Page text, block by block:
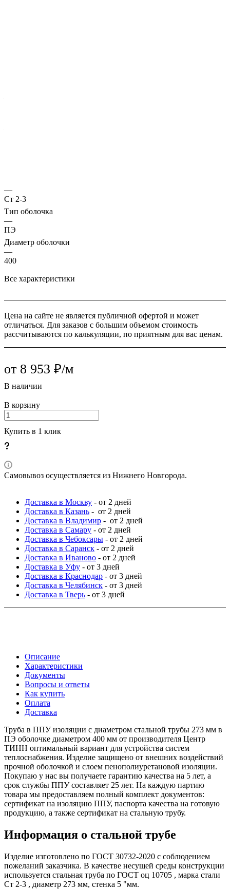
—
Ст 2-3
Тип оболочка
—
ПЭ
Диаметр оболочки
—
400
Все характеристики
Цена на сайте не является публичной офертой и может
отличаться. Для заказов с большим объемом стоимость
рассчитываются по калькуляции, по приятным для вас ценам.
от 8 953 ₽/м
В наличии
В корзину
Купить в 1 клик
Самовывоз осуществляется из Нижнего Новгорода.
Доставка в Москву - от 2 дней
Доставка в Казань - от 2 дней
Доставка в Владимир - от 2 дней
Доставка в Самару - от 2 дней
Доставка в Чебоксары - от 2 дней
Доставка в Саранск - от 2 дней
Доставка в Иваново - от 2 дней
Доставка в Уфу - от 3 дней
Доставка в Краснодар - от 3 дней
Доставка в Челябинск - от 3 дней
Доставка в Тверь - от 3 дней
Описание
Характеристики
Документы
Вопросы и ответы
Как купить
Оплата
Доставка
Труба в ППУ изоляции с диаметром стальной трубы 273 мм в
ПЭ оболочке диаметром 400 мм от производителя Центр
ТИНН оптимальный вариант для устройства систем
теплоснабжения. Изделие защищено от внешних воздействий
прочной оболочкой и слоем пенополиуретановой изоляции.
Покупаю у нас вы получаете гарантию качества на 5 лет, а
срок службы ППУ составляет 25 лет. На каждую партию
товара мы предоставляем полный комплект документов:
сертификат на изоляцию ППУ, паспорта качества на готовую
продукцию, а также сертификат на стальную трубу.
Информация о стальной трубе
Изделие изготовлено по ГОСТ 30732-2020 с соблюдением
пожеланий заказчика. В качестве несущей среды конструкции
используется стальная труба по ГОСТ оц 10705 , марка стали
Ст 2-3 , диаметр 273 мм, стенка 5 "мм.